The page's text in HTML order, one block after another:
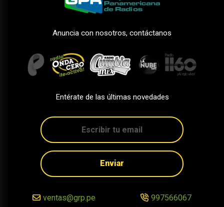
Anuncia con nosotros, contáctanos
Entérate de las últimas novedades
Enviar
ventas@grp.pe 997566067